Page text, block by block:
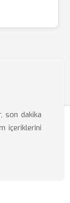
son dakika
içeriklerini